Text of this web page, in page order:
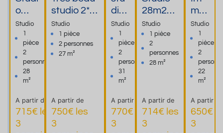
o
très
agré
able
à
GRE
OUX
BAIN
S
Studio
1
pièce
2
personnes
28
m²
A partir de
715€ les
3
studio 2*
nouvellem
ent rénové
situé à
moins de
Thermes
Studio
1 pièce
2 personnes
27 m²
A partir de
750€ les
3
Plus
dio
2
per
son
nes
clas
sé 2
es
Studio
1
pièce
2
personnes
31
m²
A partir de
770€ les
3
Plus
28m2
bien
situé,
secteur
calme à
04800
Studio
1 pièce
2
personnes
28 m²
A partir de
714€ les
3
me
uble
Le
Pro
ven
ce
Studio
1
pièce
2
22
m²
A partir de
650€
3